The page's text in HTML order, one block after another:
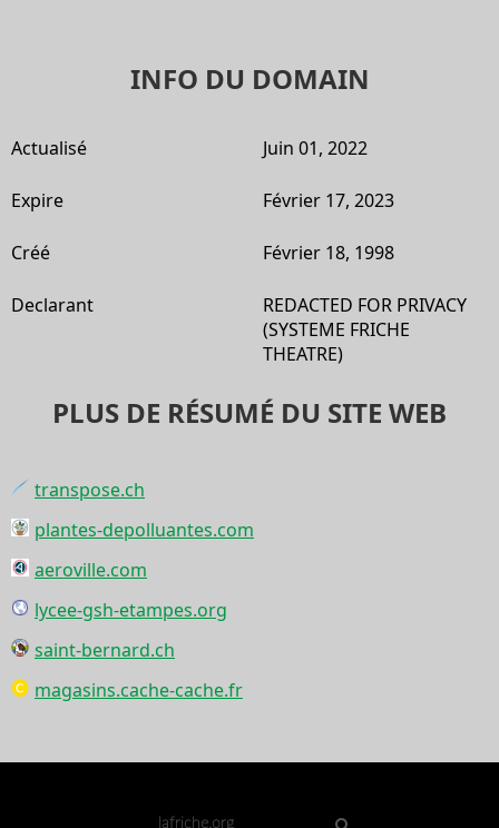
INFO DU DOMAIN
Actualisé Juin 01, 2022
Expire Février 17, 2023
Créé Février 18, 1998
Declarant
REDACTED FOR PRIVACY
(SYSTEME FRICHE
THEATRE)
PLUS DE RÉSUMÉ DU SITE WEB
transpose.ch
plantes-depolluantes.com
aeroville.com
lycee-gsh-etampes.org
saint-bernard.ch
magasins.cache-cache.fr